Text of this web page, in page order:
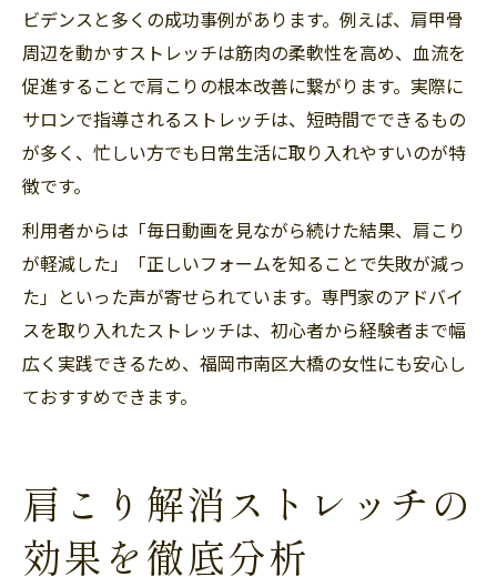
ビデンスと多くの成功事例があります。例えば、肩甲骨
周辺を動かすストレッチは筋肉の柔軟性を高め、血流を
促進することで肩こりの根本改善に繋がります。実際に
サロンで指導されるストレッチは、短時間でできるもの
が多く、忙しい方でも日常生活に取り入れやすいのが特
徴です。
利用者からは「毎日動画を見ながら続けた結果、肩こり
が軽減した」「正しいフォームを知ることで失敗が減っ
た」といった声が寄せられています。専門家のアドバイ
スを取り入れたストレッチは、初心者から経験者まで幅
広く実践できるため、福岡市南区大橋の女性にも安心し
ておすすめできます。
肩こり解消ストレッチの
効果を徹底分析